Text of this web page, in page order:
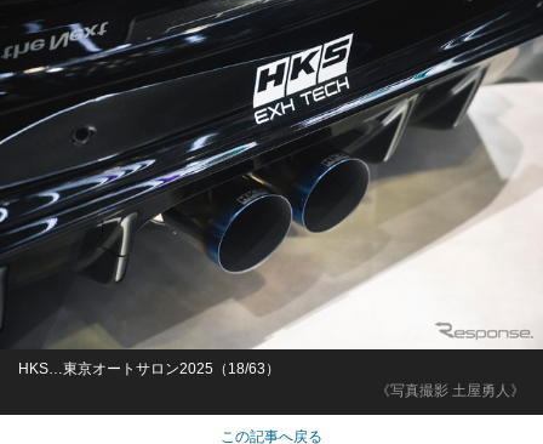
《写真撮影 土屋勇人》
HKS…東京オートサロン2025（18/63）
この記事へ戻る